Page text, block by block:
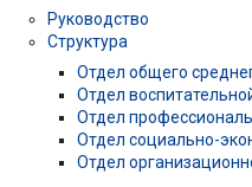
Руководство
Структура
Отдел общего
Отдел
Отдел
Отдел социально-
Отдел